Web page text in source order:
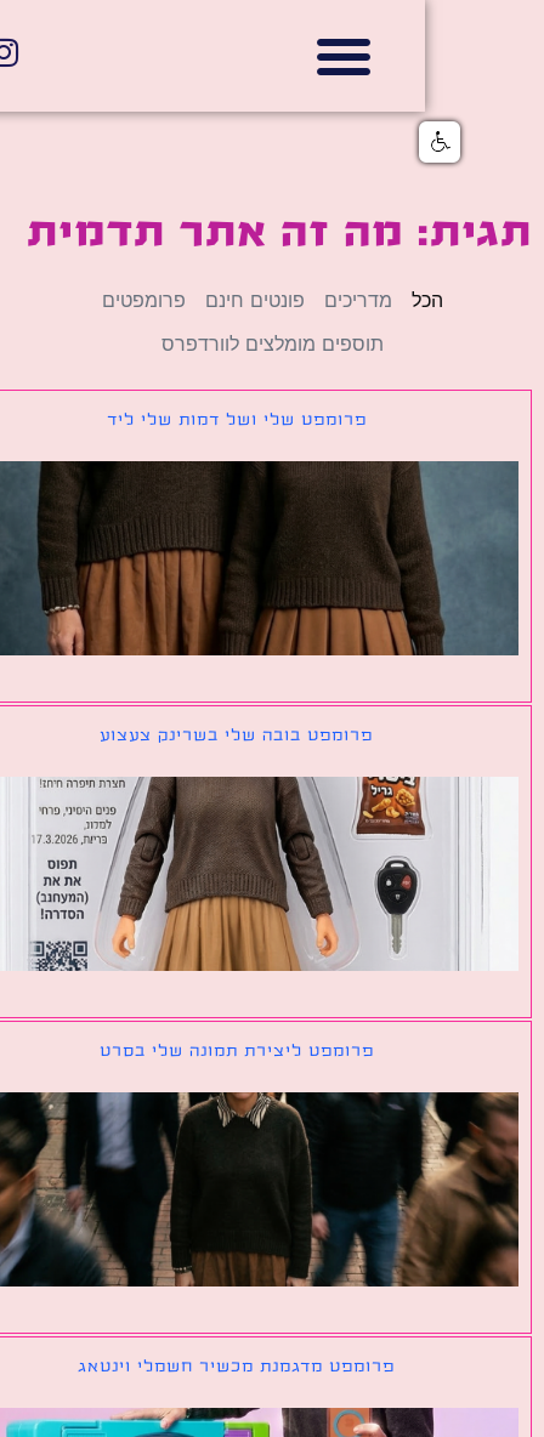
מה זה אתר תדמית
מדריכים פונטים חינם
פרומפטים
תוספים מומלצים לוורדפרס
פרומפט שלי ושל דמות שלי ליד
פרומפט בובה שלי בשרינק צעצוע
פרומפט ליצירת תמונה שלי בסרט
פרומפט מדגמנת מכשיר חשמלי וינטאג